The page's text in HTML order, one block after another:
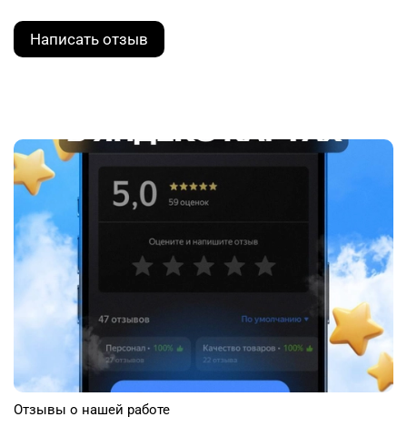
Написать отзыв
Отзывы о нашей работе